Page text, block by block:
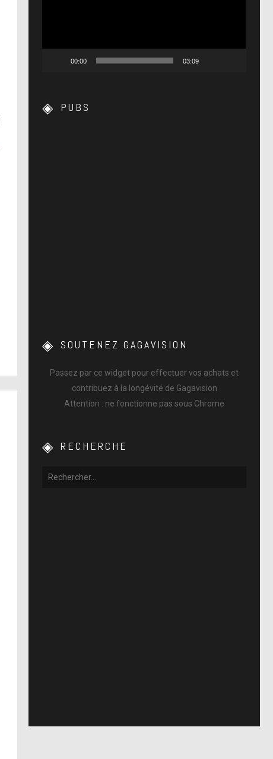
00:00 03:09
PUBS
SOUTENEZ GAGAVISION
Passez par ce widget pour effectuer vos achats et
contribuez à la longévité de Gagavision
Attention : ne fonctionne pas sous Chrome
RECHERCHE